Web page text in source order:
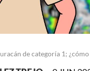
de categoría 1;